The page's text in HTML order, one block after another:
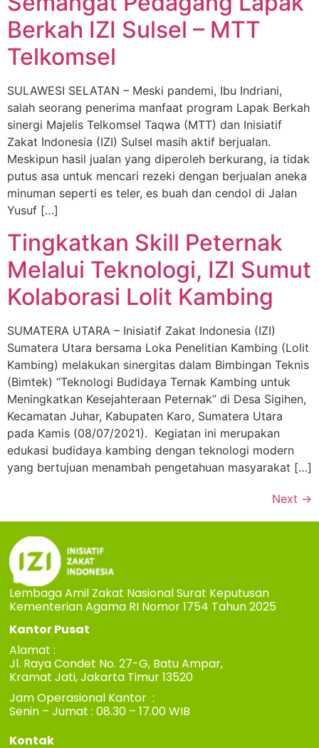
Berkah IZI Sulsel – MTT
Telkomsel
SULAWESI SELATAN – Meski pandemi, Ibu Indriani,
salah seorang penerima manfaat program Lapak Berkah
sinergi Majelis Telkomsel Taqwa (MTT) dan Inisiatif
Zakat Indonesia (IZI) Sulsel masih aktif berjualan.
Meskipun hasil jualan yang diperoleh berkurang, ia tidak
putus asa untuk mencari rezeki dengan berjualan aneka
minuman seperti es teler, es buah dan cendol di Jalan
Yusuf […]
Tingkatkan Skill Peternak
Melalui Teknologi, IZI Sumut
Kolaborasi Lolit Kambing
SUMATERA UTARA – Inisiatif Zakat Indonesia (IZI)
Sumatera Utara bersama Loka Penelitian Kambing (Lolit
Kambing) melakukan sinergitas dalam Bimbingan Teknis
(Bimtek) “Teknologi Budidaya Ternak Kambing untuk
Meningkatkan Kesejahteraan Peternak” di Desa Sigihen,
Kecamatan Juhar, Kabupaten Karo, Sumatera Utara
pada Kamis (08/07/2021). Kegiatan ini merupakan
edukasi budidaya kambing dengan teknologi modern
yang bertujuan menambah pengetahuan masyarakat […]
Next →
Lembaga Amil Zakat Nasional Surat Keputusan
Kementerian Agama RI Nomor 1754 Tahun 2025
Kantor Pusat
Alamat :
Jl. Raya Condet No. 27-G, Batu Ampar,
Kramat Jati, Jakarta Timur 13520
Jam Operasional Kantor :
Senin – Jumat : 08.30 – 17.00 WIB
Kontak